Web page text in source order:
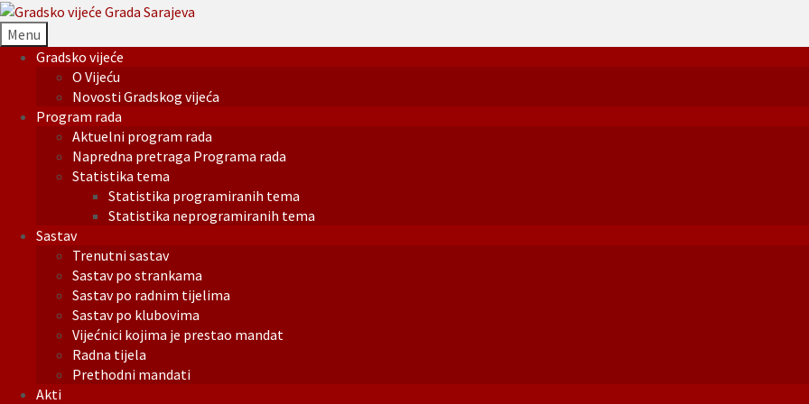
Menu
Gradsko vijeće
O Vijeću
Novosti Gradskog vijeća
Program rada
Aktuelni program rada
Napredna pretraga Programa rada
Statistika tema
Statistika programiranih tema
Statistika neprogramiranih tema
Sastav
Trenutni sastav
Sastav po strankama
Sastav po radnim tijelima
Sastav po klubovima
Vijećnici kojima je prestao mandat
Radna tijela
Prethodni mandati
Akti